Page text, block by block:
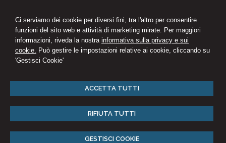
Ci serviamo dei cookie per diversi fini, tra l'altro per consentire
funzioni del sito web e attività di marketing mirate. Per maggiori
informazioni, riveda la nostra informativa sulla privacy e sui
cookie. Può gestire le impostazioni relative ai cookie, cliccando su
'Gestisci Cookie'
ACCETTA TUTTI
RIFIUTA TUTTI
GESTISCI COOKIE